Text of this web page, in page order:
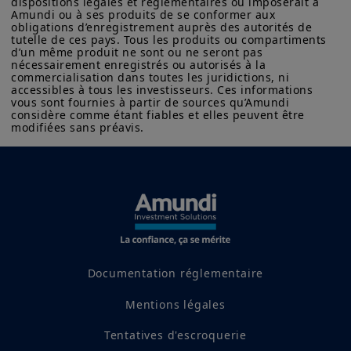
ressources naturelles, la flexibilité des
banques centrales et un certain
potentiel lié à l’IA. Les perspectives du
Brésil sont plutôt favorables, mais nous
sommes attentifs à l’inflation, à la dette
publique et aux élections de 2026. Dans
l'ensemble, nous conservons une vision
favorable des marchés émergents, en
* La diversification ne garantit pas un profit et ne protège
Dates clés
Amundi ou à ses produits de se conformer aux
obligations d’enregistrement auprès des autorités de
tutelle de ces pays. Tous les produits ou compartiments
d’un même produit ne sont ou ne seront pas
nécessairement enregistrés ou autorisés à la
commercialisation dans toutes les juridictions, ni
accessibles à tous les investisseurs. Ces informations
vous sont fournies à partir de sources qu’Amundi
considère comme étant fiables et elles peuvent être
modifiées sans préavis.
Documentation réglementaire
Mentions légales
Tentatives d'escroquerie